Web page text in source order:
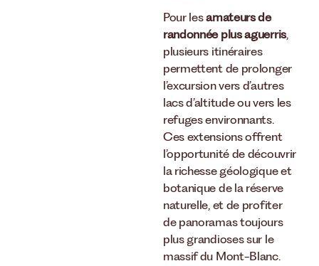
Pour lesamateurs de
randonnée plus aguerris,
plusieurs itinéraires
permettent de prolonger
l’excursion vers d’autres
lacs d’altitude ou vers les
refuges environnants.
Ces extensions offrent
l’opportunité de découvrir
la richesse géologique et
botanique de la réserve
naturelle, et de profiter
de panoramas toujours
plus grandioses sur le
massif du Mont-Blanc.